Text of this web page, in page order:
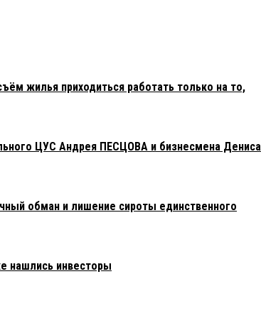
жилья приходиться работать только на то,
ЦУС Андрея ПЕСЦОВА и бизнесмена Дениса
обман и лишение сироты единственного
нашлись инвесторы